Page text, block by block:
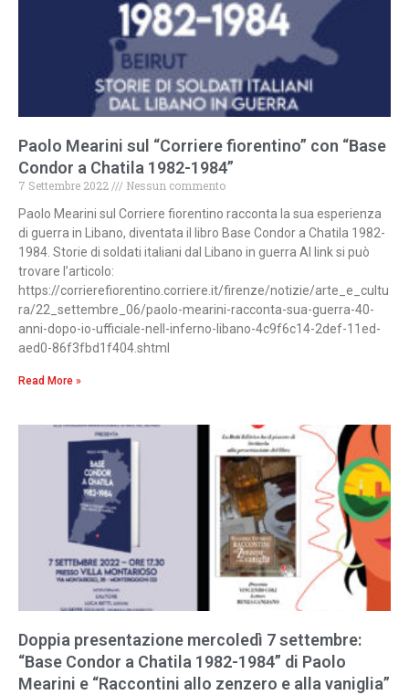
Paolo Mearini sul “Corriere fiorentino” con “Base
Condor a Chatila 1982-1984”
7 Settembre 2022
Nessun commento
Paolo Mearini sul Corriere fiorentino racconta la sua esperienza
di guerra in Libano, diventata il libro Base Condor a Chatila 1982-
1984. Storie di soldati italiani dal Libano in guerra Al link si può
trovare l’articolo:
https://corrierefiorentino.corriere.it/firenze/notizie/arte_e_cultu
ra/22_settembre_06/paolo-mearini-racconta-sua-guerra-40-
anni-dopo-io-ufficiale-nell-inferno-libano-4c9f6c14-2def-11ed-
aed0-86f3fbd1f404.shtml
Read More »
Doppia presentazione mercoledì 7 settembre:
“Base Condor a Chatila 1982-1984” di Paolo
Mearini e “Raccontini allo zenzero e alla vaniglia”